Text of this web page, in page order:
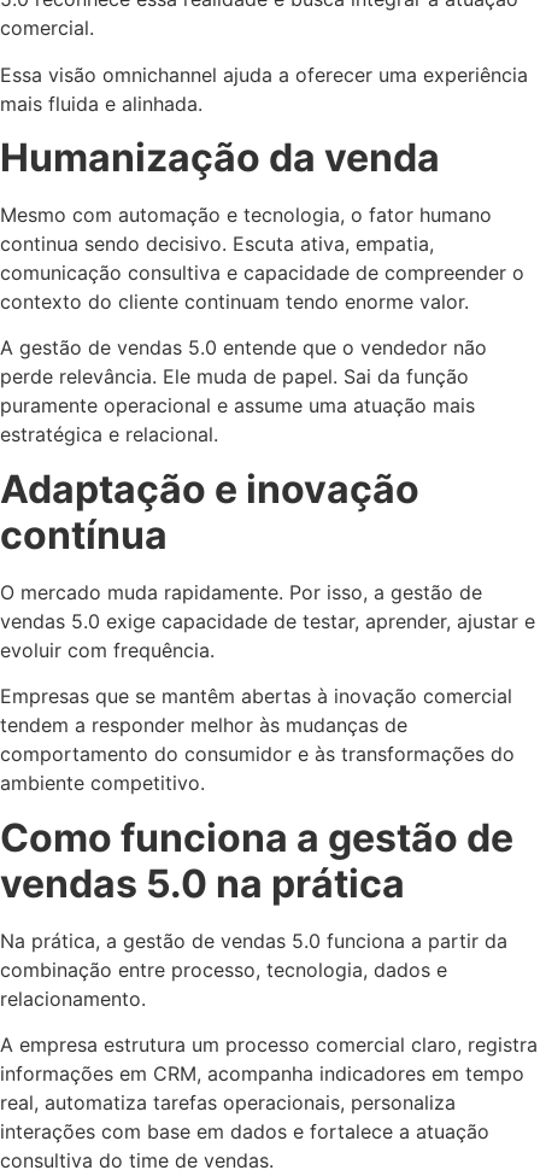
comercial.
Essa visão omnichannel ajuda a oferecer uma experiência
mais fluida e alinhada.
Humanização da venda
Mesmo com automação e tecnologia, o fator humano
continua sendo decisivo. Escuta ativa, empatia,
comunicação consultiva e capacidade de compreender o
contexto do cliente continuam tendo enorme valor.
A gestão de vendas 5.0 entende que o vendedor não
perde relevância. Ele muda de papel. Sai da função
puramente operacional e assume uma atuação mais
estratégica e relacional.
Adaptação e inovação
contínua
O mercado muda rapidamente. Por isso, a gestão de
vendas 5.0 exige capacidade de testar, aprender, ajustar e
evoluir com frequência.
Empresas que se mantêm abertas à inovação comercial
tendem a responder melhor às mudanças de
comportamento do consumidor e às transformações do
ambiente competitivo.
Como funciona a gestão de
vendas 5.0 na prática
Na prática, a gestão de vendas 5.0 funciona a partir da
combinação entre processo, tecnologia, dados e
relacionamento.
A empresa estrutura um processo comercial claro, registra
informações em CRM, acompanha indicadores em tempo
real, automatiza tarefas operacionais, personaliza
interações com base em dados e fortalece a atuação
consultiva do time de vendas.